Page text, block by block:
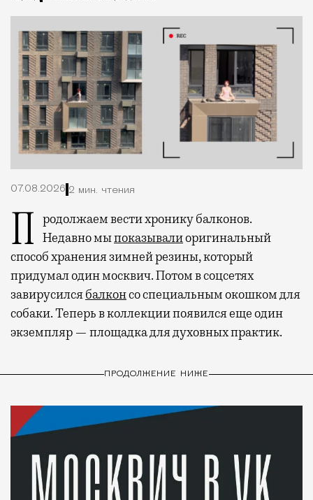
07.08.2026 2 мин. чтения
Продолжаем вести хронику балконов. Недавно мыпоказывалиоригинальный
способ хранения зимней резины, который
придумал один москвич. Потом в соцсетях
завирусилсябалконсо специальным окошком для
собаки. Теперь в коллекции появился еще один
экземпляр — площадка для духовных практик.
ПРОДОЛЖЕНИЕ НИЖЕ